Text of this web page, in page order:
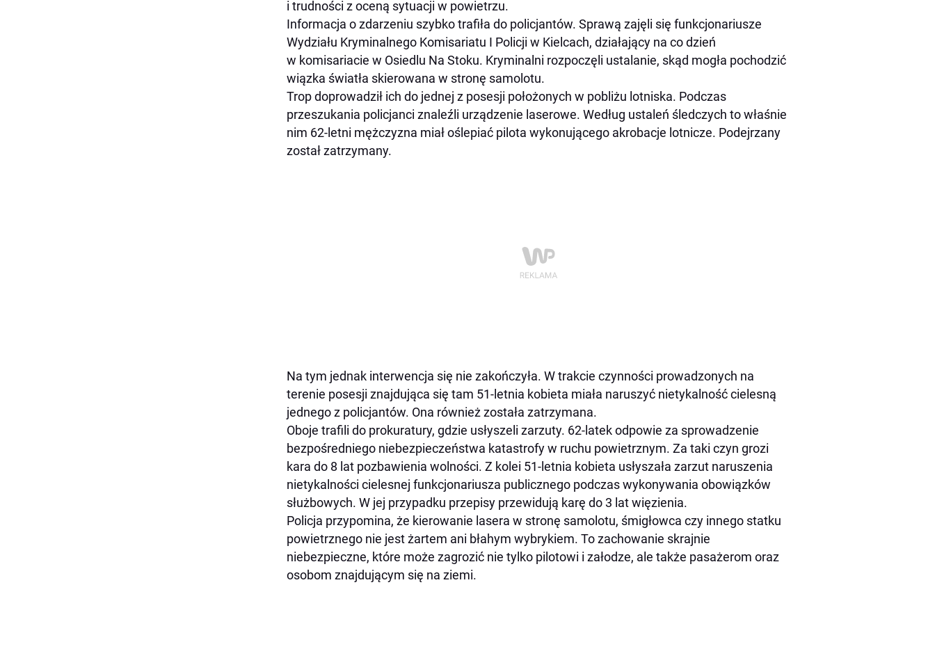
i trudności z oceną sytuacji w powietrzu.
Informacja o zdarzeniu szybko trafiła do policjantów. Sprawą zajęli się funkcjonariusze
Wydziału Kryminalnego Komisariatu I Policji w Kielcach, działający na co dzień
w komisariacie w Osiedlu Na Stoku. Kryminalni rozpoczęli ustalanie, skąd mogła pochodzić
wiązka światła skierowana w stronę samolotu.
Trop doprowadził ich do jednej z posesji położonych w pobliżu lotniska. Podczas
przeszukania policjanci znaleźli urządzenie laserowe. Według ustaleń śledczych to właśnie
nim 62-letni mężczyzna miał oślepiać pilota wykonującego akrobacje lotnicze. Podejrzany
został zatrzymany.
Na tym jednak interwencja się nie zakończyła. W trakcie czynności prowadzonych na
terenie posesji znajdująca się tam 51-letnia kobieta miała naruszyć nietykalność cielesną
jednego z policjantów. Ona również została zatrzymana.
Oboje trafili do prokuratury, gdzie usłyszeli zarzuty. 62-latek odpowie za sprowadzenie
bezpośredniego niebezpieczeństwa katastrofy w ruchu powietrznym. Za taki czyn grozi
kara do 8 lat pozbawienia wolności. Z kolei 51-letnia kobieta usłyszała zarzut naruszenia
nietykalności cielesnej funkcjonariusza publicznego podczas wykonywania obowiązków
służbowych. W jej przypadku przepisy przewidują karę do 3 lat więzienia.
Policja przypomina, że kierowanie lasera w stronę samolotu, śmigłowca czy innego statku
powietrznego nie jest żartem ani błahym wybrykiem. To zachowanie skrajnie
niebezpieczne, które może zagrozić nie tylko pilotowi i załodze, ale także pasażerom oraz
osobom znajdującym się na ziemi.